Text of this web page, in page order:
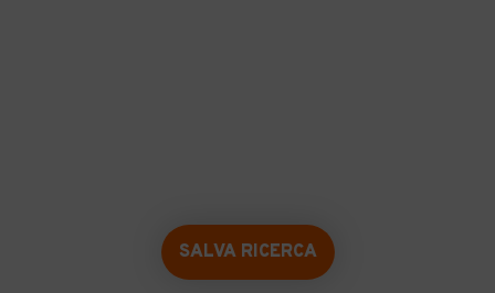
SALVA RICERCA